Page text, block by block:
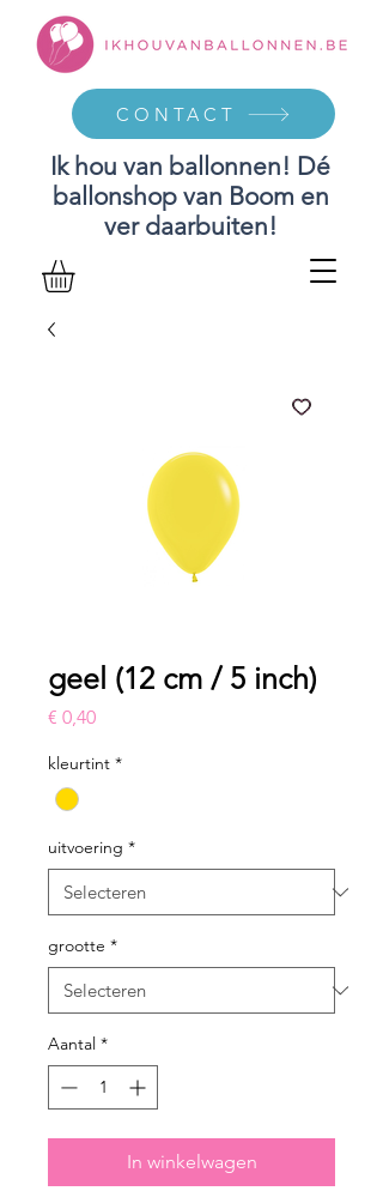
Ik hou van ballonnen! Dé
ballonshop van Boom en
ver daarbuiten!
CONTACT
geel (12 cm / 5 inch)
€ 0,40Prijs
kleurtint *
uitvoering *
grootte *
Aantal *
In winkelwagen